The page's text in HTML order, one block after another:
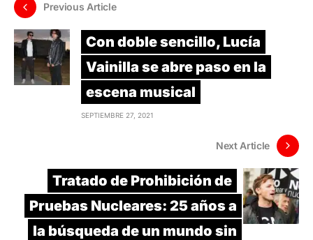
Previous Article
Con doble sencillo, Lucía
Vainilla se abre paso en la
escena musical
SEPTIEMBRE 27, 2021
Next Article
Tratado de Prohibición de
Pruebas Nucleares: 25 años a
la búsqueda de un mundo sin